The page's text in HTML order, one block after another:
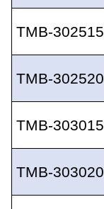
TMB-302515
TMB-302520
TMB-303015
TMB-303020